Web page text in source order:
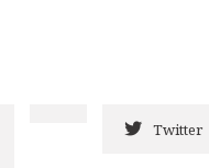
Twitter